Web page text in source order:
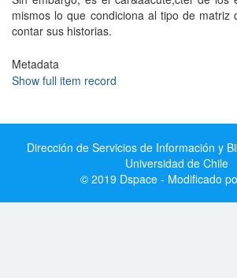
mismos lo que condiciona al tipo de matriz
contar sus historias.
Metadata
Show full item record
Dirección de Servicios de Información y
Universidad de Chile
© 2019 Dspace - Modificado